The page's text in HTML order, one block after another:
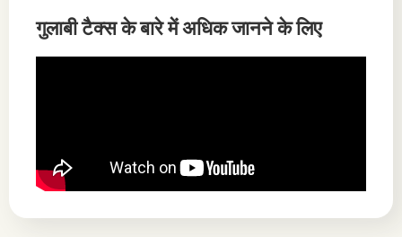
गुलाबी टैक्स के बारे में अधिक जानने के लिए